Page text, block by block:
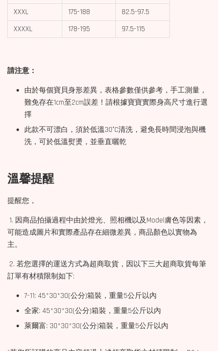
XXXL
175-188
82.5-97.5
XXXXL
178-195 97.5-115
請注意：
由於每個寶貝身形差異，表格參數僅供參考，手工測量，
難免存在1cm至2cm誤差！請根據寶寶實際身高尺寸進行選
擇
此款不可漂白，須於低溫30°C清洗，避免長時間浸泡與機
洗，可於低溫熨燙，並垂直曬乾
溫馨提醒
提醒您，
1. 因商品拍攝過程中由於燈光、照相機以及Model膚色等因素，
可能造成圖片和實際產品存在細微差異，商品顏色以實物為
主。
2. 若您選擇的運送方式為超商取貨，因以下三大超商取貨每筆
訂單有材積限制如下:
7-11: 45*30*30(公分)箱裝，重量5公斤以內
全家: 45*30*30(公分)箱裝，重量5公斤以內
萊爾富: 30*30*30(公分)箱裝，重量5公斤以內